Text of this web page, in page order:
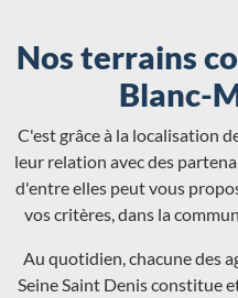
Nos terrains
Blanc-
C'est grâce à la localisation
leur relation avec des
d'entre elles peut vous
vos critères, dans la
Au quotidien, chacune des
Seine Saint Denis constitue